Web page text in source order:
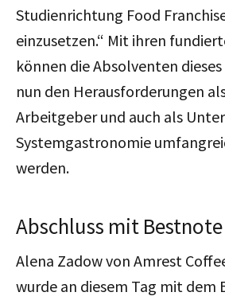
Studienrichtung Food
einzusetzen.“ Mit ihren
können die Absolventen
nun den Herausforderungen
Arbeitgeber und auch als
Systemgastronomie
werden.
Abschluss mit Bestnote
Alena Zadow von Amrest
wurde an diesem Tag mit dem